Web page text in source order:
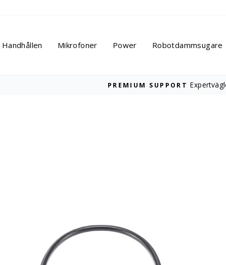
Handhållen Mikrofoner Power Robotdammsugare
PREMIUM SUPPORT